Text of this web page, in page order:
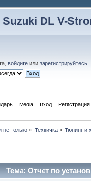
DL V-
войдите или зарегистрируйтесь
Media Вход Регистрация
не только » Техничка» Тюнинг и
Тема: Отчет по